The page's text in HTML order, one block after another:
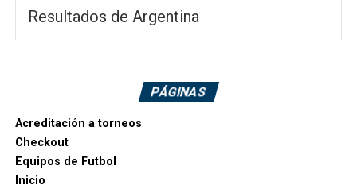
Resultados de Argentina
PÁGINAS
Acreditación a torneos
Checkout
Equipos de Futbol
Inicio